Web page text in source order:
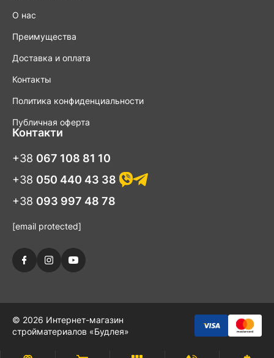
О нас
Преимущества
Доставка и оплата
Контакты
Политика конфиденциальности
Публичная оферта
Контакти
+38 067 108 81 10
+38 050 440 43 38
+38 093 997 48 78
[email protected]
© 2026 Интернет-магазин
стройматериалов «Будлея»